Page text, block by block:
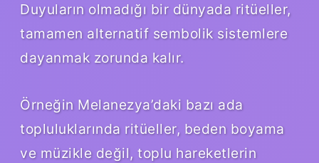
Duyuların olmadığı bir dünyada ritüeller,
tamamen alternatif sembolik sistemlere
dayanmak zorunda kalır.
Örneğin Melanezya’daki bazı ada
topluluklarında ritüeller, beden boyama
ve müzikle değil, toplu hareketlerin